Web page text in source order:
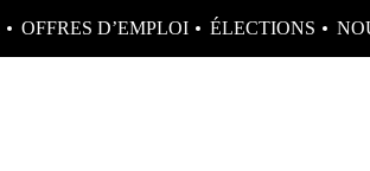
OFFRES D’EMPLOI ÉLECTIONS